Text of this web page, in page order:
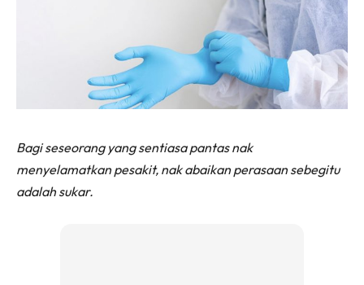
Bagi seseorang yang sentiasa pantas nak
menyelamatkan pesakit, nak abaikan perasaan sebegitu
adalah sukar.